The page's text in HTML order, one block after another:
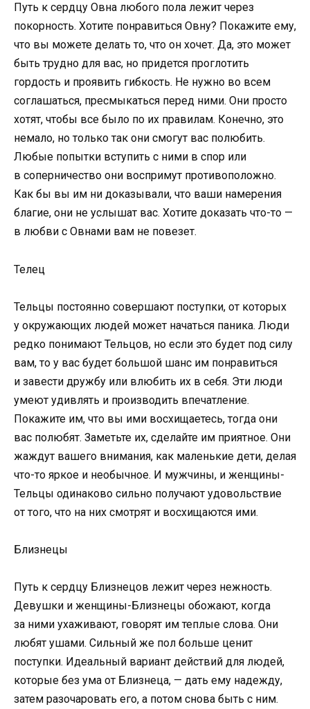
Путь к сердцу Овна любого пола лежит через
покорность. Хотите понравиться Овну? Покажите ему,
что вы можете делать то, что он хочет. Да, это может
быть трудно для вас, но придется проглотить
гордость и проявить гибкость. Не нужно во всем
соглашаться, пресмыкаться перед ними. Они просто
хотят, чтобы все было по их правилам. Конечно, это
немало, но только так они смогут вас полюбить.
Любые попытки вступить с ними в спор или
в соперничество они воспримут противоположно.
Как бы вы им ни доказывали, что ваши намерения
благие, они не услышат вас. Хотите доказать что-то —
в любви с Овнами вам не повезет.
Телец
Тельцы постоянно совершают поступки, от которых
у окружающих людей может начаться паника. Люди
редко понимают Тельцов, но если это будет под силу
вам, то у вас будет большой шанс им понравиться
и завести дружбу или влюбить их в себя. Эти люди
умеют удивлять и производить впечатление.
Покажите им, что вы ими восхищаетесь, тогда они
вас полюбят. Заметьте их, сделайте им приятное. Они
жаждут вашего внимания, как маленькие дети, делая
что-то яркое и необычное. И мужчины, и женщины-
Тельцы одинаково сильно получают удовольствие
от того, что на них смотрят и восхищаются ими.
Близнецы
Путь к сердцу Близнецов лежит через нежность.
Девушки и женщины-Близнецы обожают, когда
за ними ухаживают, говорят им теплые слова. Они
любят ушами. Сильный же пол больше ценит
поступки. Идеальный вариант действий для людей,
которые без ума от Близнеца, — дать ему надежду,
затем разочаровать его, а потом снова быть с ним.